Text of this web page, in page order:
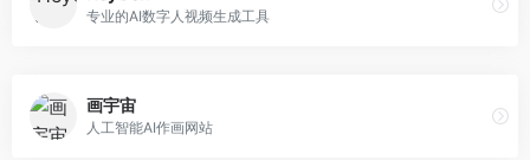
专业的AI数字人视频生成工具
画宇宙
人工智能AI作画网站